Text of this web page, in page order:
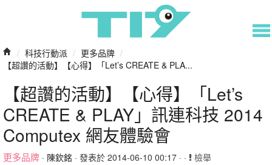
/ 科技行動派 / 更多品牌 /
【超讚的活動】【心得】「Let’s CREATE & PLA...
【超讚的活動】【心得】「Let’s
CREATE & PLAY」訊連科技 2014
Computex 網友體驗會
更多品牌 · 陳欽銘 · 發表於 2014-06-10 00:17 · · 檢舉